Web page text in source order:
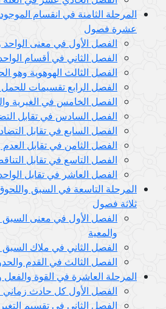
المرحلة الثامنة في انقسام
عشرة فصول
الفصل الأول في معنى الواحد
الفصل الثاني في أقسام
الفصل الثالث الهوهوية وهو
الفصل الرابع تقسيمات للحمل
الفصل الخامس في الغيرية
الفصل السادس في تقابل
الفصل السابع في تقابل التضاد
الفصل الثامن في تقابل العدم
الفصل التاسع في تقابل
الفصل العاشر في تقابل الواحد
المرحلة التاسعة في السبق
ثلاثة فصول
الفصل الأول في معنى السبق
والمعية
الفصل الثاني في ملاك
الفصل الثالث في القدم
المرحلة العاشرة في القوة
الفصل الأول كل حادث زماني
الفصل الثاني في تقسيم التغير